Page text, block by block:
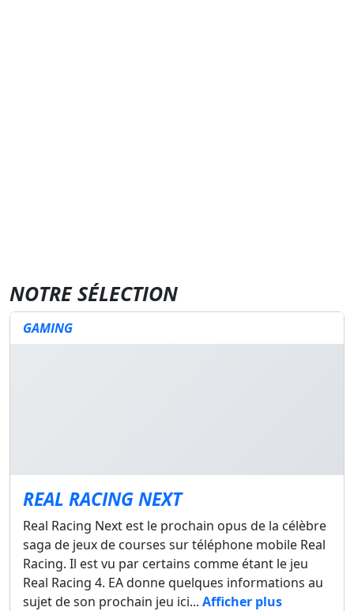
NOTRE SÉLECTION
GAMING
REAL RACING NEXT
Real Racing Next est le prochain opus de la célèbre
saga de jeux de courses sur téléphone mobile Real
Racing. Il est vu par certains comme étant le jeu
Real Racing 4. EA donne quelques informations au
sujet de son prochain jeu ici... Afficher plus